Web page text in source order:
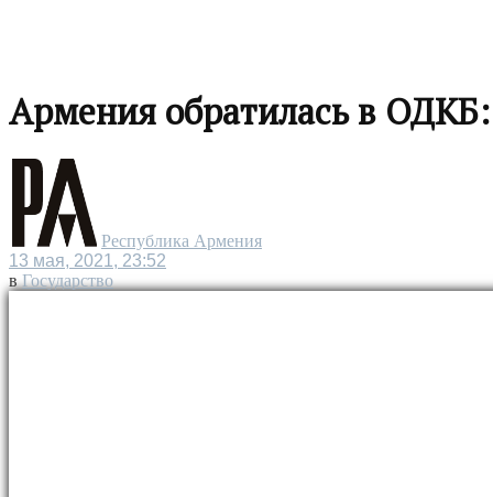
Армения обратилась в
Республика Армения
13 мая, 2021, 23:52
в Государство